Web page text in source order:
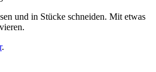
und in Stücke schneiden. Mit etwas
.